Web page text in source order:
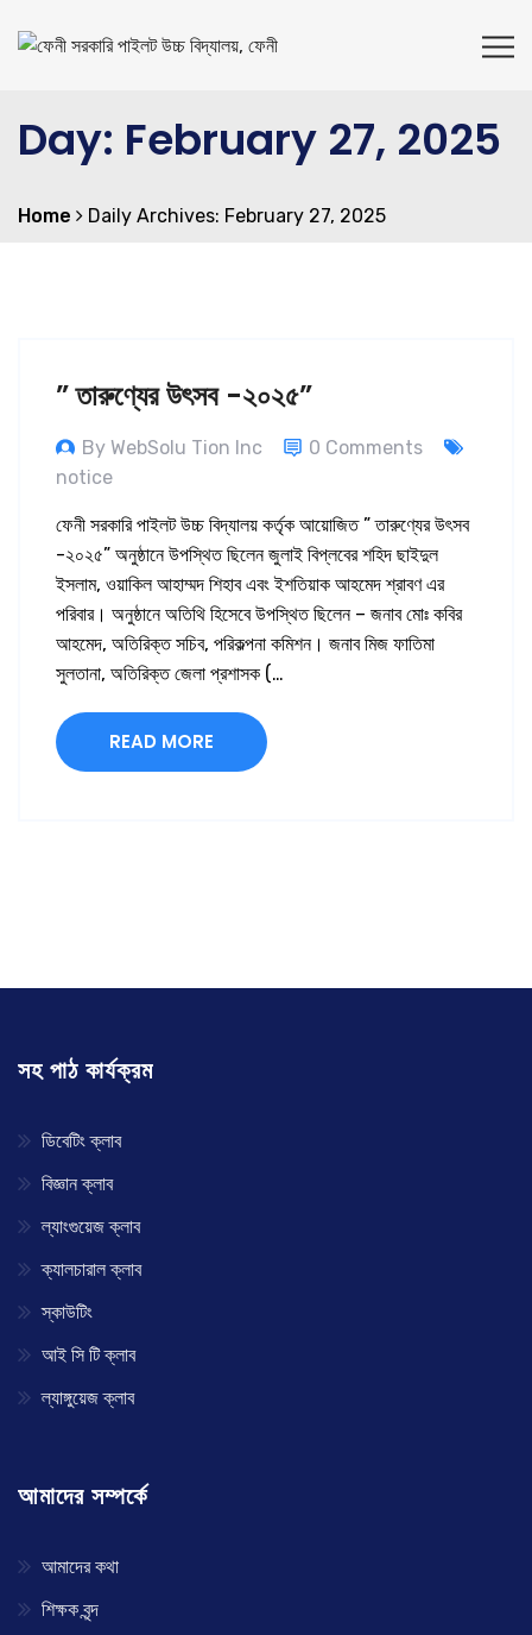
Day: February 27, 2025
Home Daily Archives: February 27, 2025
” তারুণ্যের উৎসব -২০২৫”
By WebSolu Tion Inc
0 Comments
notice
ফেনী সরকারি পাইলট উচ্চ বিদ্যালয় কর্তৃক আয়োজিত ” তারুণ্যের উৎসব
-২০২৫” অনুষ্ঠানে উপস্থিত ছিলেন জুলাই বিপ্লবের শহিদ ছাইদুল
ইসলাম, ওয়াকিল আহাম্মদ শিহাব এবং ইশতিয়াক আহমেদ শ্রাবণ এর
পরিবার। অনুষ্ঠানে অতিথি হিসেবে উপস্থিত ছিলেন – জনাব মোঃ কবির
আহমেদ, অতিরিক্ত সচিব, পরিকল্পনা কমিশন। জনাব মিজ ফাতিমা
সুলতানা, অতিরিক্ত জেলা প্রশাসক (…
READ MORE
সহ পাঠ কার্যক্রম
ডিবেটিং ক্লাব
বিজ্ঞান ক্লাব
ল্যাংগুয়েজ ক্লাব
ক্যালচারাল ক্লাব
স্কাউটিং
আই সি টি ক্লাব
ল্যাঙ্গুয়েজ ক্লাব
আমাদের সম্পর্কে
আমাদের কথা
শিক্ষক বৃন্দ